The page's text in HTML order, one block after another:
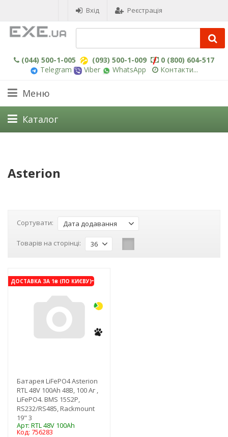
Вхід Реєстрація
(044) 500-1-005 (093) 500-1-009
0 (800) 604-517
Telegram
Viber WhatsApp Контакти...
Меню
Каталог
Asterion
Сортувати: Дата додавання
Товарів на сторінці: 36
ДОСТАВКА ЗА 1₴ (ПО КИЄВУ)-3%
Батарея LiFePO4 Asterion
RTL 48V 100Ah 48В, 100 Аг ,
LiFePO4. BMS 15S2P,
RS232/RS485, Rackmount
19" 3
Арт: RTL 48V 100Ah
Код: 756283